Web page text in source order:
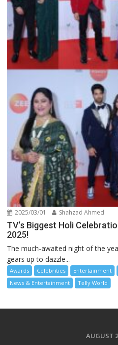
2025/03/01 Shahzad Ahmed
TV’s Biggest Holi
2025!
The much-awaited night of the
gears up to dazzle...
Awards Celebrities Entertainment
News & Entertainment
Telly World
AUGUST